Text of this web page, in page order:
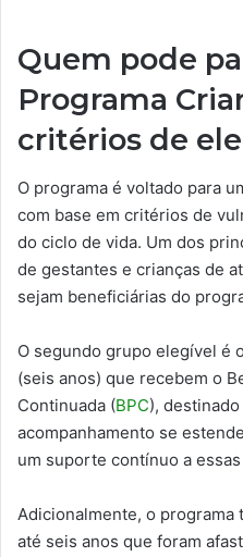
Quem pode
Programa
critérios de
O programa é voltado para
com base em critérios de
do ciclo de vida. Um dos
de gestantes e crianças de
sejam beneficiárias do
O segundo grupo elegível é
(seis anos) que recebem o
Continuada (BPC),
acompanhamento se
um suporte contínuo a
Adicionalmente, o programa
até seis anos que foram